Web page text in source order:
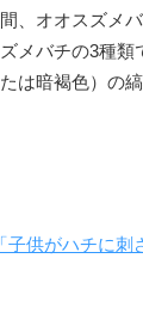
間、オオスズメ
ズメバチの3種類
たは暗褐色）の
「子供がハチに